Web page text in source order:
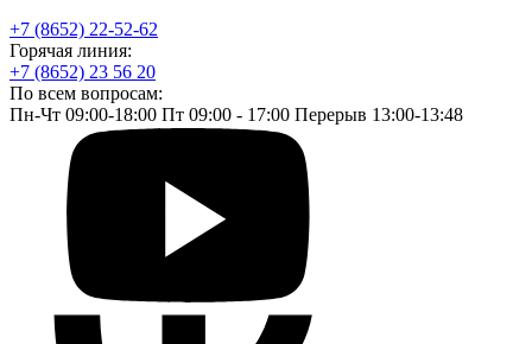
+7 (8652) 22-52-62
Горячая линия:
+7 (8652) 23 56 20
По всем вопросам:
Пн-Чт 09:00-18:00 Пт 09:00 - 17:00 Перерыв 13:00-13:48